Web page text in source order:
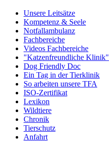
Unsere Leitsätze
Kompetenz & Seele
Notfallambulanz
Fachbereiche
Videos Fachbereiche
"Katzenfreundliche Klinik"
Dog Friendly Doc
Ein Tag in der Tierklinik
So arbeiten unsere TFA
ISO-Zertifikat
Lexikon
Wildtiere
Chronik
Tierschutz
Anfahrt